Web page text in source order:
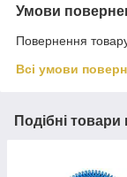
Умови
Повернення
Всі умови
Подібні товари